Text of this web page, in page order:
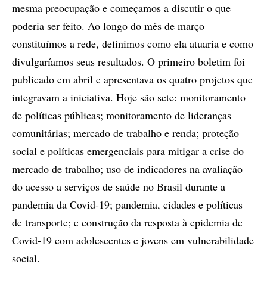
mesma preocupação e começamos a discutir o que
poderia ser feito. Ao longo do mês de março
constituímos a rede, definimos como ela atuaria e como
divulgaríamos seus resultados. O primeiro boletim foi
publicado em abril e apresentava os quatro projetos que
integravam a iniciativa. Hoje são sete: monitoramento
de políticas públicas; monitoramento de lideranças
comunitárias; mercado de trabalho e renda; proteção
social e políticas emergenciais para mitigar a crise do
mercado de trabalho; uso de indicadores na avaliação
do acesso a serviços de saúde no Brasil durante a
pandemia da Covid-19; pandemia, cidades e políticas
de transporte; e construção da resposta à epidemia de
Covid-19 com adolescentes e jovens em vulnerabilidade
social.